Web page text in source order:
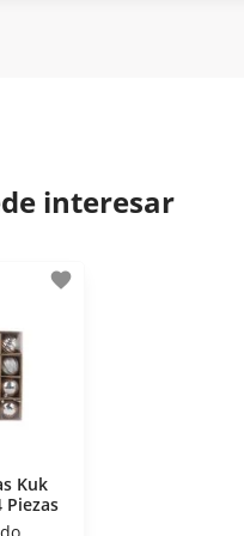
interesar
favorite
Kuk
Piezas